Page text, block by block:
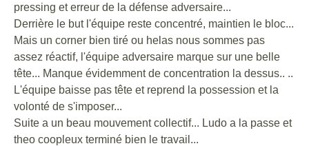
pressing et erreur de la défense adversaire...
Derrière le but l'équipe reste concentré, maintien le bloc...
Mais un corner bien tiré ou helas nous sommes pas
assez réactif, l'équipe adversaire marque sur une belle
tête... Manque évidemment de concentration la dessus.. ..
L'équipe baisse pas tête et reprend la possession et la
volonté de s'imposer...
Suite a un beau mouvement collectif... Ludo a la passe et
theo coopleux terminé bien le travail...